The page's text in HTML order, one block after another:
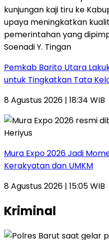
Pemkab Barito Utara
untuk Tingkatkan Tata
8 Agustus 2026 | 18:34 WIB
Mura Expo 2026 Jadi
Kerakyatan dan UMKM
8 Agustus 2026 | 15:05 WIB
Kriminal